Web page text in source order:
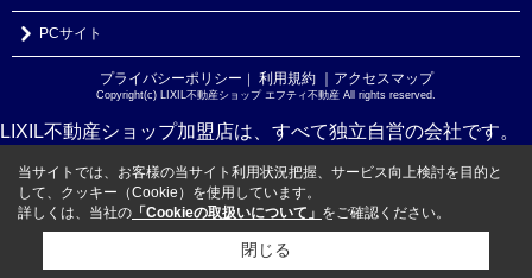
PCサイト
プライバシーポリシー ｜ 利用規約 ｜アクセスマップ
Copyright(c) LIXIL不動産ショップ エフティ不動産 All rights reserved.
LIXIL不動産ショップ加盟店は、すべて独立自営の会社です。
当サイトでは、お客様の当サイト利用状況把握、サービス向上検討を目的と
して、クッキー（Cookie）を使用しています。
詳しくは、当社の 「Cookieの取扱いについて」 をご確認ください。
閉じる